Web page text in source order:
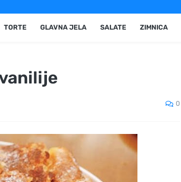
TORTE GLAVNA JELA SALATE ZIMNICA
0